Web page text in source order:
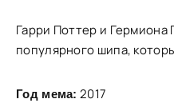
Гарри Поттер и
популярного шипа,
Год мема: 2017